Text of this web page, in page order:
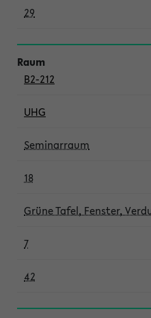
29
B2-212
UHG
Seminarraum
18
Grüne Tafel, Fenster,
7
42